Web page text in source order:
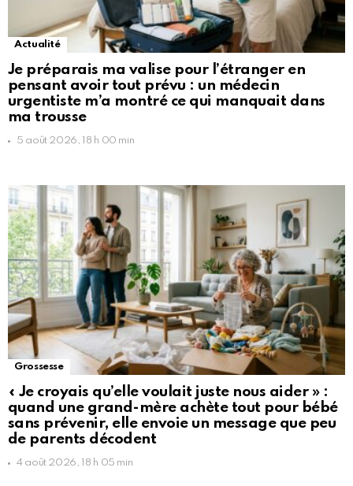
Actualité
Je préparais ma valise pour l’étranger en
pensant avoir tout prévu : un médecin
urgentiste m’a montré ce qui manquait dans
ma trousse
5 août 2026, 18 h 00 min
Grossesse
« Je croyais qu’elle voulait juste nous aider » :
quand une grand-mère achète tout pour bébé
sans prévenir, elle envoie un message que peu
de parents décodent
4 août 2026, 18 h 05 min